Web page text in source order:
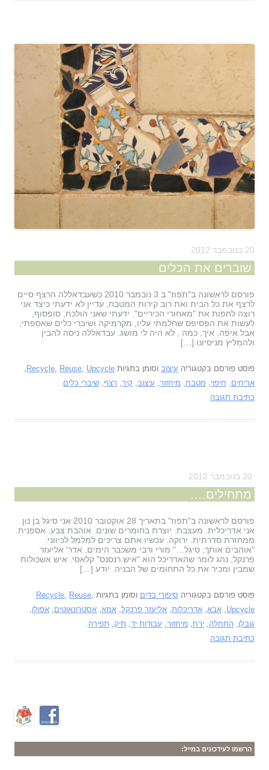
20 בנובמבר 2012
שוברים את הכלים
פורסם לראשונה ב"תפוז" ב 3 נובמבר 2010 כשעבדאללה הרצף סיים
לרצף את כל הבית ואת רוב קירות המטבח, עדיין לא ידעתי כיצד אני
רוצה לחפות את "מאחורי הכיריים". ידעתי שאני הולכת, סופסוף,
לעשות את הפסיפס שחלמתי עליו, מקרמיקה ושיברי כלים שאספתי,
אבל איפה, איך, כמה , לא היה לי מושג. עבדאללה ניסה להבין
ולהמליץ מניסיונו […]
פוסט פורסם בקטגוריה עיצוב וסומן בתגיות Recycle Reuse Upcycle
אריחים
חיפוי מטבח מיחזור עיצוב קיר רצף שיברי כלים
כתיבת תגובה
20 בנובמבר 2012
מתחילים….
פורסם לראשונה ב"תפוז" בתאריך 28 אוקטובר 2010 אני סיגל בן נון.
אני אדריכלית. מעצבת. יוצרת בחומרים שונים. אוהבת צבע. אספנית.
ממחזרת סדרתית. ירוקה. עכשיו אתם צריכים למלמל לכיווני:
"אוהבים אותך, סיגל…" מורי ורבי משכבר הימים, אדר' אליעזר
פרנקל, נהג לומר שהאדריכל הוא "איש רנסנס" קלאסי. איש אשכולות
שמבין ומכיר את כל התחומים של הבניה. יודע […]
פוסט פורסם בקטגוריה סיפורי בדים וסומן בתגיות Recycle Reuse
Upcycle אבא אדריכלות אליעזר פרנקל אמא אסטרונאוטים אפולו
גובלן התחלה ירח מיחזור עבודות יד תיק תפירה
כתיבת תגובה
הרשמו לעידכונים במייל: